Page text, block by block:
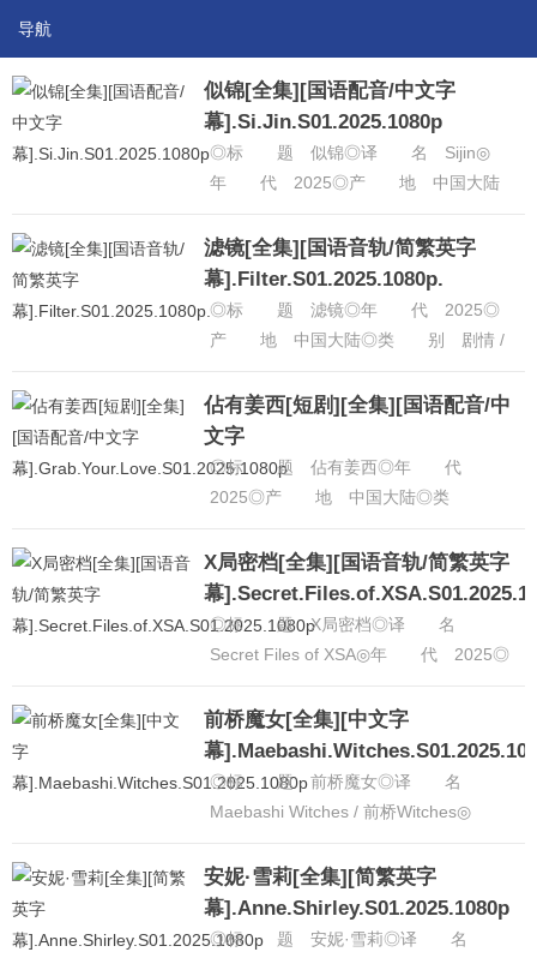
导航
似锦[全集][国语配音/中文字
幕].Si.Jin.S01.2025.1080p
◎标 题 似锦◎译 名 Sijin◎
年 代 2025◎产 地 中国大陆
言 汉语普通话◎I...... [详细]
滤镜[全集][国语音轨/简繁英字
幕].Filter.S01.2025.1080p.
◎标 题 滤镜◎年 代 2025◎
产 地 中国大陆◎类 别 剧情 /
接 https://ww...... [详细]
佔有姜西[短剧][全集][国语配音/中
文字
幕].Grab.Your.Love.S01.2025.1080p
◎标 题 佔有姜西◎年 代
2025◎产 地 中国大陆◎类
普通话◎IMDb链接 htt...... [详细]
X局密档[全集][国语音轨/简繁英字
幕
◎标 题 X局密档◎译 名
Secret Files of XSA◎年 代 2025◎
悬疑 /...... [详细]
前桥魔女[全集][中文字
幕
◎标 题 前桥魔女◎译 名
Maebashi Witches / 前桥Witches◎
代 2025◎产...... [详细]
安妮·雪莉[全集][简繁英字
幕].Anne.Shirley.S01.2025.1080p
◎标 题 安妮·雪莉◎译 名